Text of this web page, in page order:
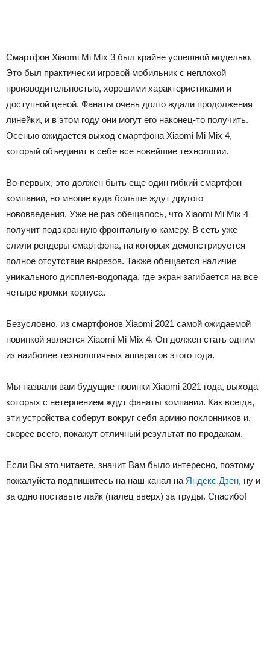
Смартфон Xiaomi Mi Mix 3 был крайне успешной моделью.
Это был практически игровой мобильник с неплохой
производительностью, хорошими характеристиками и
доступной ценой. Фанаты очень долго ждали продолжения
линейки, и в этом году они могут его наконец-то получить.
Осенью ожидается выход смартфона Xiaomi Mi Mix 4,
который объединит в себе все новейшие технологии.
Во-первых, это должен быть еще один гибкий смартфон
компании, но многие куда больше ждут другого
нововведения. Уже не раз обещалось, что Xiaomi Mi Mix 4
получит подэкранную фронтальную камеру. В сеть уже
слили рендеры смартфона, на которых демонстрируется
полное отсутствие вырезов. Также обещается наличие
уникального дисплея-водопада, где экран загибается на все
четыре кромки корпуса.
Безусловно, из смартфонов Xiaomi 2021 самой ожидаемой
новинкой является Xiaomi Mi Mix 4. Он должен стать одним
из наиболее технологичных аппаратов этого года.
Мы назвали вам будущие новинки Xiaomi 2021 года, выхода
которых с нетерпением ждут фанаты компании. Как всегда,
эти устройства соберут вокруг себя армию поклонников и,
скорее всего, покажут отличный результат по продажам.
Если Вы это читаете, значит Вам было интересно, поэтому
пожалуйста подпишитесь на наш канал на Яндекс.Дзен, ну и
за одно поставьте лайк (палец вверх) за труды. Спасибо!